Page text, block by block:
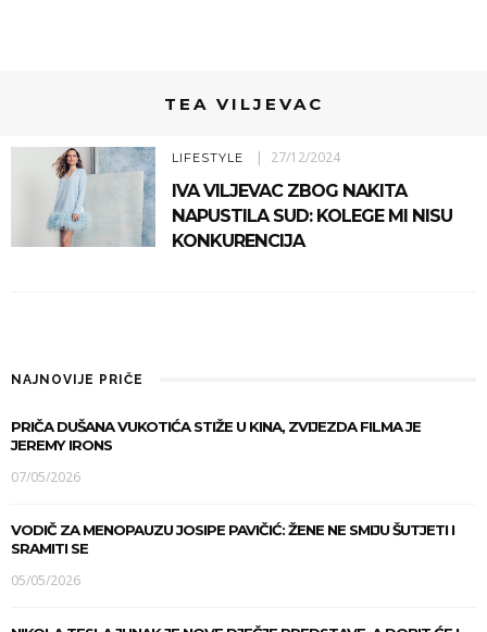
TEA VILJEVAC
LIFESTYLE 27/12/2024
IVA VILJEVAC ZBOG NAKITA
NAPUSTILA SUD: KOLEGE MI NISU
KONKURENCIJA
NAJNOVIJE PRIČE
PRIČA DUŠANA VUKOTIĆA STIŽE U KINA, ZVIJEZDA FILMA JE
JEREMY IRONS
07/05/2026
VODIČ ZA MENOPAUZU JOSIPE PAVIČIĆ: ŽENE NE SMIJU ŠUTJETI I
SRAMITI SE
05/05/2026